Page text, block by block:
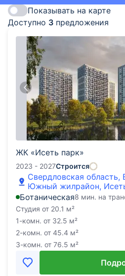
Показывать на карте
Доступно 3 предложения
ЖК «Исеть парк»
2023 - 2027Строится
Свердловская область,
Южный жилрайон,
Ботаническая8 мин. на
Студия от 20.1 м²
1-комн. от 32.5 м²
2-комн. от 45.4 м²
3-комн. от 76.5 м²